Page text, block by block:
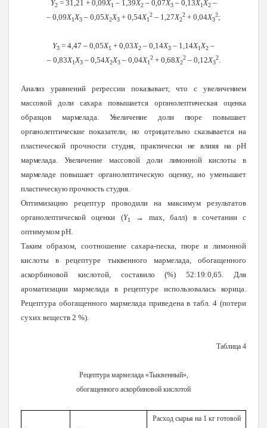
Y2 = 31,21 + 0,09Х1 – 1,39Х2 – 0,07Х3 – 0,13Х1Х2 –
– 0,09Х1Х3 – 0,05Х2Х3 + 0,54Х1
2 – 1,27Х2
2 + 0,04Х3
2;
Y3 = 4,47 – 0,05Х1 + 0,03Х2 – 0,14Х3 – 1,14Х1Х2 –
– 0,83Х1Х3 – 0,54Х2Х3 – 0,04Х1
2 + 0,68Х2
2 – 0,12Х3
2.
Анализ уравнений регрессии показывает, что с увеличением
массовой доли сахара повышается органолептическая оценка
образцов мармелада. Увеличение доли пюре повышает
органолептические показатели, но отрицательно сказывается на
пластической прочности студня, практически не влияя на рН
мармелада. Увеличение массовой доли лимонной кислоты в
мармеладе повышает органолептическую оценку, но уменьшает
пластическую прочность студня.
Оптимизацию рецептур проводили на максимум результатов
органолептической оценки (Y1
→ max, балл) в сочетании с
оптимумом pH.
Таким образом, соотношение сахара-песка, пюре и лимонной
кислоты в рецептуре тыквенного мармелада, обогащенного
аскорбиновой кислотой, составило (%) 52:19:0,65. Для
ароматизации мармелада в рецептуре использовалась корица.
Рецептура обогащенного мармелада приведена в табл. 4 (потери
сухих веществ 2 %).
Таблица 4
Рецептура мармелада «Тыквенный»,
обогащенного аскорбиновой кислотой
Расход сырья на 1 кгготовой